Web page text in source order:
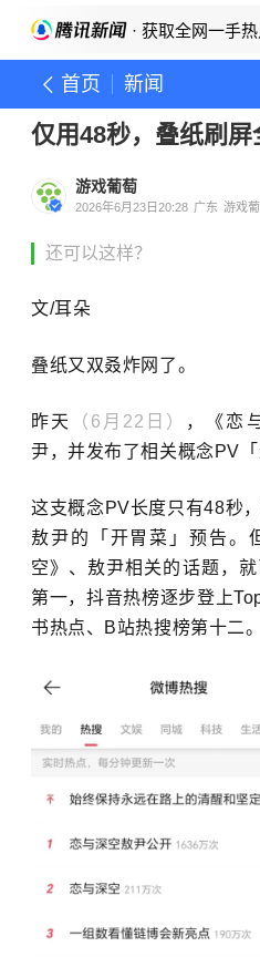
· 获取全网一手
首页 新闻
仅用48秒，叠纸刷屏
游戏葡萄
2026年6月23日20:28 广东 游戏
还可以这样？
文/耳朵
叠纸又双叒炸网了。
昨天 （6月22日）
，《恋
尹，并发布了相关概念PV「
这支概念PV长度只有48秒
敖尹的「开胃菜」预告。
空》、敖尹相关的话题，
第一，抖音热榜逐步登上T
书热点、B站热搜榜第十二。